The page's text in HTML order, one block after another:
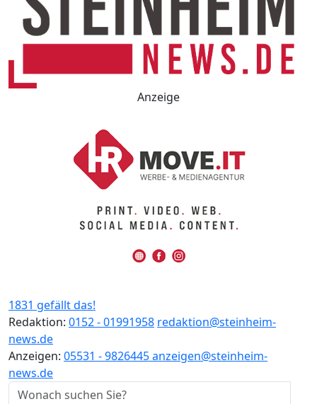
Anzeige
1831 gefällt das!
Redaktion: 0152 - 01991958 redaktion@steinheim-
news.de
Anzeigen: 05531 - 9826445anzeigen@steinheim-
news.de